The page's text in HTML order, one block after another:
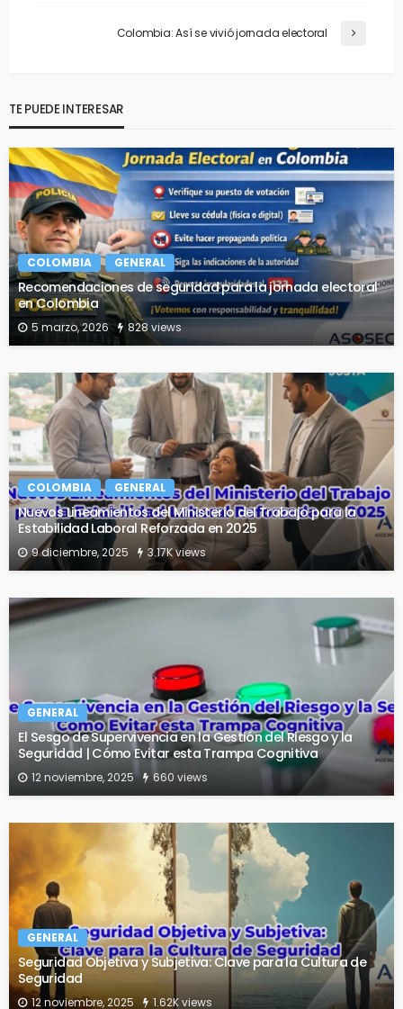
Colombia: Así se vivió jornada electoral
TE PUEDE INTERESAR
COLOMBIA GENERAL
Recomendaciones de seguridad para la jornada electoral
en Colombia
5 marzo, 2026 828 views
COLOMBIA GENERAL
Nuevos Lineamientos del Ministerio del Trabajo para la
Estabilidad Laboral Reforzada en 2025
9 diciembre, 2025 3.17K views
GENERAL
El Sesgo de Supervivencia en la Gestión del Riesgo y la
Seguridad | Cómo Evitar esta Trampa Cognitiva
12 noviembre, 2025 660 views
GENERAL
Seguridad Objetiva y Subjetiva: Clave para la Cultura de
Seguridad
12 noviembre, 2025 1.62K views